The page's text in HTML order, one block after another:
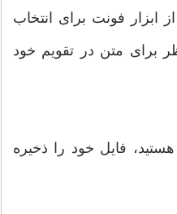
ابزار فونت برای انتخاب
برای متن در تقویم خود
فایل خود را ذخیره